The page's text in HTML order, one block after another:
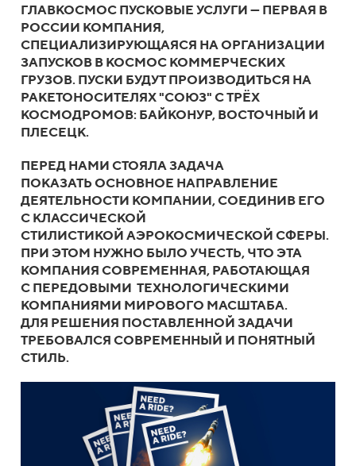
ГЛАВКОСМОС ПУСКОВЫЕ УСЛУГИ — ПЕРВАЯ В
РОССИИ КОМПАНИЯ,
СПЕЦИАЛИЗИРУЮЩАЯСЯ НА ОРГАНИЗАЦИИ
ЗАПУСКОВ В КОСМОС КОММЕРЧЕСКИХ
ГРУЗОВ. ПУСКИ БУДУТ ПРОИЗВОДИТЬСЯ НА
РАКЕТОНОСИТЕЛЯХ "СОЮЗ" С ТРЁХ
КОСМОДРОМОВ: БАЙКОНУР, ВОСТОЧНЫЙ И
ПЛЕСЕЦК.
ПЕРЕД НАМИ СТОЯЛА ЗАДАЧА
ПОКАЗАТЬ ОСНОВНОЕ НАПРАВЛЕНИЕ
ДЕЯТЕЛЬНОСТИ КОМПАНИИ, СОЕДИНИВ ЕГО
С КЛАССИЧЕСКОЙ
СТИЛИСТИКОЙ АЭРОКОСМИЧЕСКОЙ СФЕРЫ.
ПРИ ЭТОМ НУЖНО БЫЛО УЧЕСТЬ, ЧТО ЭТА
КОМПАНИЯ СОВРЕМЕННАЯ, РАБОТАЮЩАЯ
С ПЕРЕДОВЫМИ ТЕХНОЛОГИЧЕСКИМИ
КОМПАНИЯМИ МИРОВОГО МАСШТАБА.
ДЛЯ РЕШЕНИЯ ПОСТАВЛЕННОЙ ЗАДАЧИ
ТРЕБОВАЛСЯ СОВРЕМЕННЫЙ И ПОНЯТНЫЙ
СТИЛЬ.